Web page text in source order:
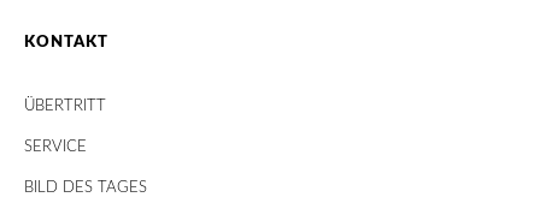
KONTAKT
ÜBERTRITT
SERVICE
BILD DES TAGES